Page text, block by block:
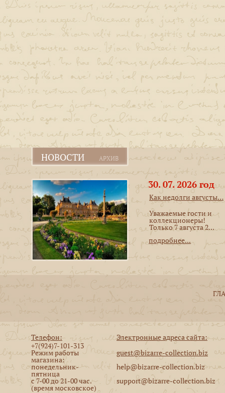
НОВОСТИ АРХИВ
30. 07. 2026 год
Как недолги августы…
Уважаемые гости и
коллекционеры!
Только 7 августа 2...
подробнее...
Телефон:
+7(924)7-101-313
Режим работы
магазина:
понедельник-
пятница
с 7-00 до 21-00 час.
(время московское)
Электронные адреса сайта:
guest@bizarre-collection.biz
help@bizarre-collection.biz
support@bizarre-collection.biz